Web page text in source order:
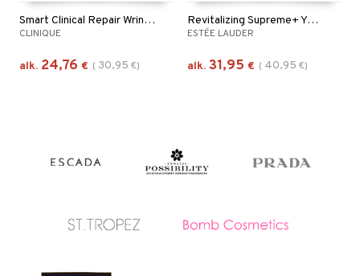
Smart Clinical Repair Wrinkle Cream
CLINIQUE
alk. 24,76 € ( 30,95 €)
Revitalizing Supreme+ Youth Power Cream
ESTÉE LAUDER
alk. 31,95 € ( 40,95 €)